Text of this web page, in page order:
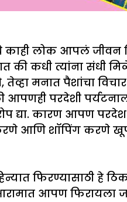
लोक आपलं
की कधी त्यांना संधी
मनात पैशांचा
परदेशी
द्या. कारण आपण
आणि शॉपिंग करणे
फिरण्यासाठी हे
आपण